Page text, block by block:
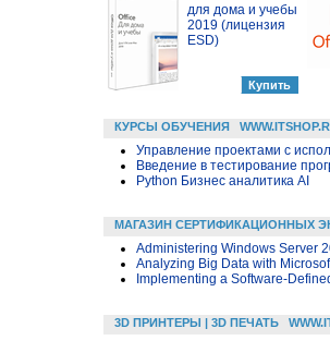
для дома и учебы
2019 (лицензия
ESD)
КУРСЫ ОБУЧЕНИЯ
Управление проектами с
Введение в тестирование
Python Бизнес аналитика AI
МАГАЗИН СЕРТИФИКАЦИОННЫХ
Administering Windows Server
Analyzing Big Data with
Implementing a Software-
3D ПРИНТЕРЫ | 3D ПЕЧАТЬ